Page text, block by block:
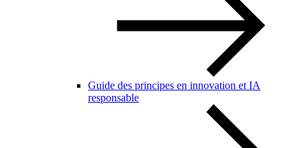
Guide des principes en innovation et IA
responsable